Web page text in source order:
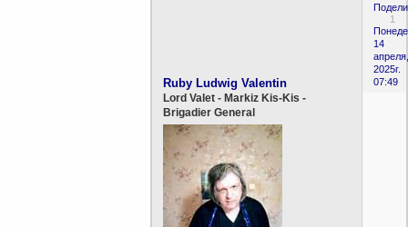
1
14
апреля,
2025г.
07:49
Ruby Ludwig Valentin
Lord Valet - Markiz Kis-Kis -
Brigadier General